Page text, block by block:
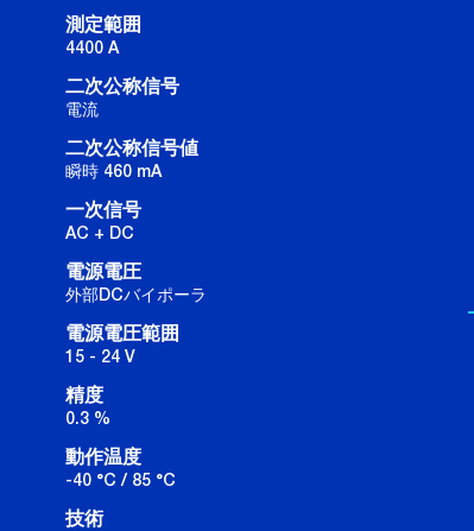
測定範囲
4400 A
二次公称信号
電流
二次公称信号値
瞬時 460 mA
一次信号
AC + DC
電源電圧
外部DCバイポーラ
電源電圧範囲
15 - 24 V
精度
0.3 %
動作温度
-40 °C / 85 °C
技術